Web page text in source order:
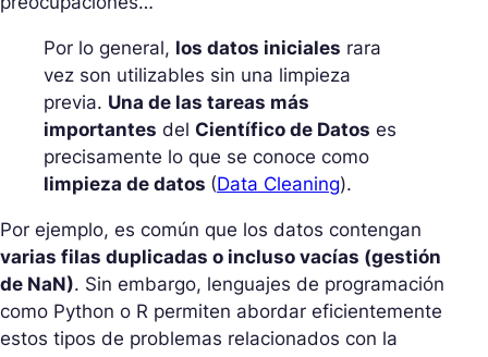
Por lo general, los datos iniciales rara
vez son utilizables sin una limpieza
previa. Una de las tareas más
importantes del Científico de Datos es
precisamente lo que se conoce como
limpieza de datos (Data Cleaning).
Por ejemplo, es común que los datos contengan
varias filas duplicadas o incluso vacías (gestión
de NaN). Sin embargo, lenguajes de programación
como Python o R permiten abordar eficientemente
estos tipos de problemas relacionados con la